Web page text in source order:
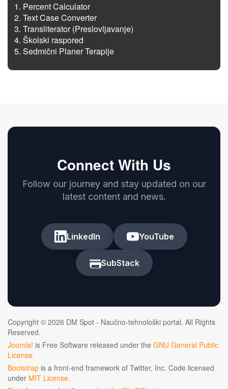
Percent Calculator
Text Case Converter
Transliterator (Preslovljavanje)
Školski raspored
Sedmični Planer Terapije
Connect With Us
Follow our journey and stay updated on our
latest content and news.
LinkedIn YouTube
SubStack
Copyright © 2026 DM Spot - Naučno-tehnološki portal. All Rights
Reserved.
Joomla! is Free Software released under the GNU General Public
License.
Bootstrap is a front-end framework of Twitter, Inc. Code licensed
under MIT License.